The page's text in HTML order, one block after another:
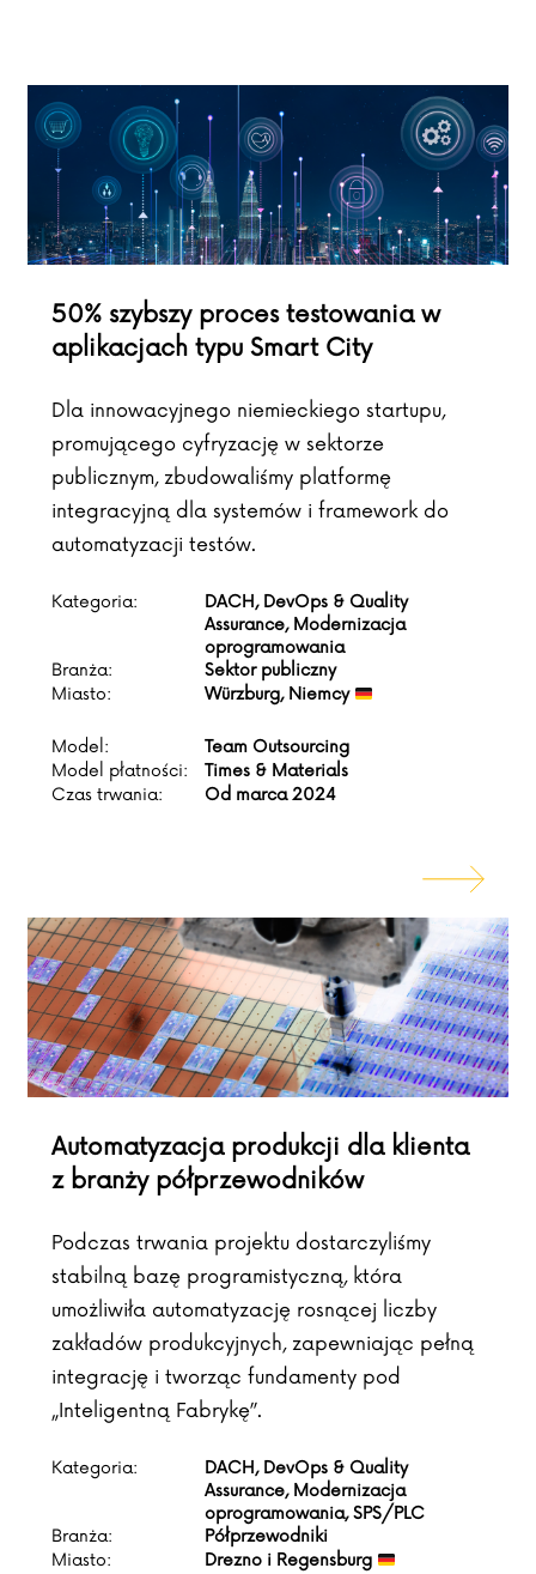
50% szybszy proces testowania w
aplikacjach typu Smart City
Dla innowacyjnego niemieckiego startupu,
promującego cyfryzację w sektorze
publicznym, zbudowaliśmy platformę
integracyjną dla systemów i framework do
automatyzacji testów.
Kategoria:
DACH, DevOps & Quality
Assurance, Modernizacja
oprogramowania
Branża:
Sektor publiczny
Miasto:
Würzburg, Niemcy
Model:
Team Outsourcing
Model płatności:
Times & Materials
Czas trwania:
Od marca 2024
Automatyzacja produkcji dla klienta
z branży półprzewodników
Podczas trwania projektu dostarczyliśmy
stabilną bazę programistyczną, która
umożliwiła automatyzację rosnącej liczby
zakładów produkcyjnych, zapewniając pełną
integrację i tworząc fundamenty pod
„Inteligentną Fabrykę”.
Kategoria:
DACH, DevOps & Quality
Assurance, Modernizacja
oprogramowania, SPS/PLC
Branża:
Półprzewodniki
Miasto:
Drezno i Regensburg